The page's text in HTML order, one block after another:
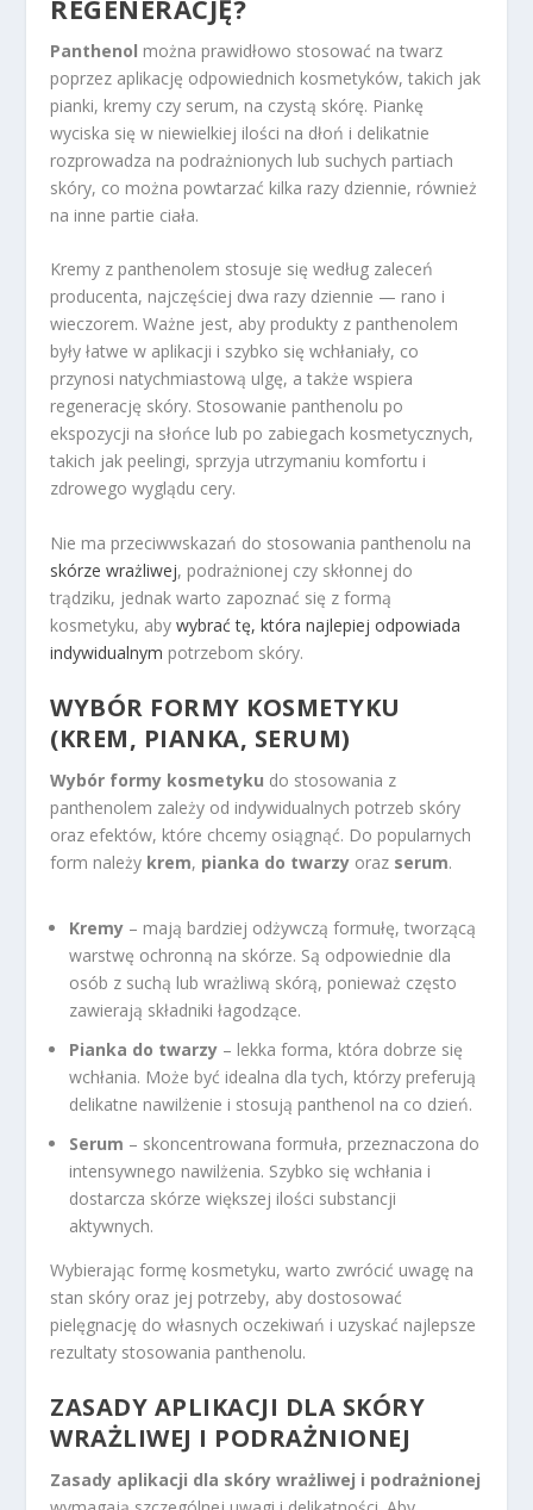
REGENERACJĘ?
Panthenol można prawidłowo stosować na twarz
poprzez aplikację odpowiednich kosmetyków, takich jak
pianki, kremy czy serum, na czystą skórę. Piankę
wyciska się w niewielkiej ilości na dłoń i delikatnie
rozprowadza na podrażnionych lub suchych partiach
skóry, co można powtarzać kilka razy dziennie, również
na inne partie ciała.
Kremy z panthenolem stosuje się według zaleceń
producenta, najczęściej dwa razy dziennie — rano i
wieczorem. Ważne jest, aby produkty z panthenolem
były łatwe w aplikacji i szybko się wchłaniały, co
przynosi natychmiastową ulgę, a także wspiera
regenerację skóry. Stosowanie panthenolu po
ekspozycji na słońce lub po zabiegach kosmetycznych,
takich jak peelingi, sprzyja utrzymaniu komfortu i
zdrowego wyglądu cery.
Nie ma przeciwwskazań do stosowania panthenolu na
skórze wrażliwej, podrażnionej czy skłonnej do
trądziku, jednak warto zapoznać się z formą
kosmetyku, abywybrać tę, która najlepiej odpowiada
indywidualnym potrzebom skóry.
WYBÓR FORMY KOSMETYKU
(KREM, PIANKA, SERUM)
Wybór formy kosmetyku do stosowania z
panthenolem zależy od indywidualnych potrzeb skóry
oraz efektów, które chcemy osiągnąć. Do popularnych
form należy krem, pianka do twarzy oraz serum.
Kremy – mają bardziej odżywczą formułę, tworzącą
warstwę ochronną na skórze. Są odpowiednie dla
osób z suchą lub wrażliwą skórą, ponieważ często
zawierają składniki łagodzące.
Pianka do twarzy – lekka forma, która dobrze się
wchłania. Może być idealna dla tych, którzy preferują
delikatne nawilżenie i stosują panthenol na co dzień.
Serum – skoncentrowana formuła, przeznaczona do
intensywnego nawilżenia. Szybko się wchłania i
dostarcza skórze większej ilości substancji
aktywnych.
Wybierając formę kosmetyku, warto zwrócić uwagę na
stan skóry oraz jej potrzeby, aby dostosować
pielęgnację do własnych oczekiwań i uzyskać najlepsze
rezultaty stosowania panthenolu.
ZASADY APLIKACJI DLA SKÓRY
WRAŻLIWEJ I PODRAŻNIONEJ
Zasady aplikacji dla skóry wrażliwej i podrażnionej